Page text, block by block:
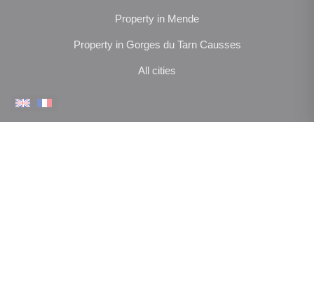
Property in Mende
Property in Gorges du Tarn Causses
All cities